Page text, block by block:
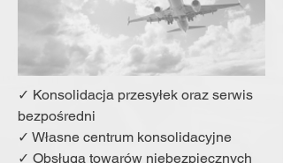
✓ Konsolidacja przesyłek oraz serwis
bezpośredni
✓ Własne centrum konsolidacyjne
✓ Obsługa towarów niebezpiecznych